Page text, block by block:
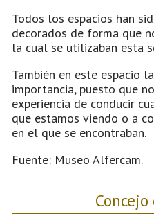
Todos los espacios han
decorados de forma que
la cual se utilizaban esta
También en este espacio
importancia, puesto que
experiencia de conducir
que estamos viendo o a
en el que se encontraban.
Fuente: Museo Alfercam.